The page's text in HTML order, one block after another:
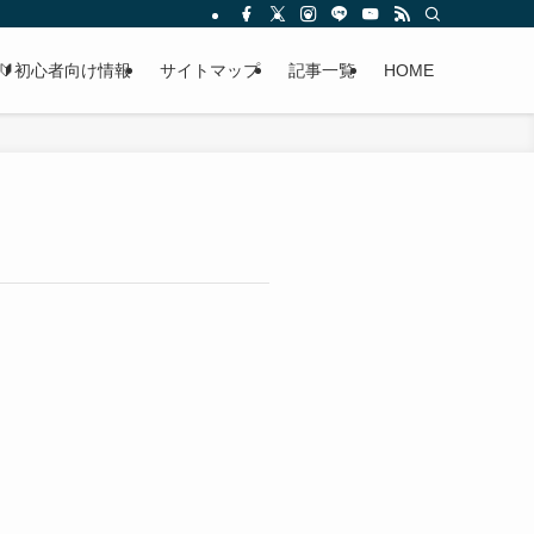
初心者向け情報 サイトマップ 記事一覧 HOME